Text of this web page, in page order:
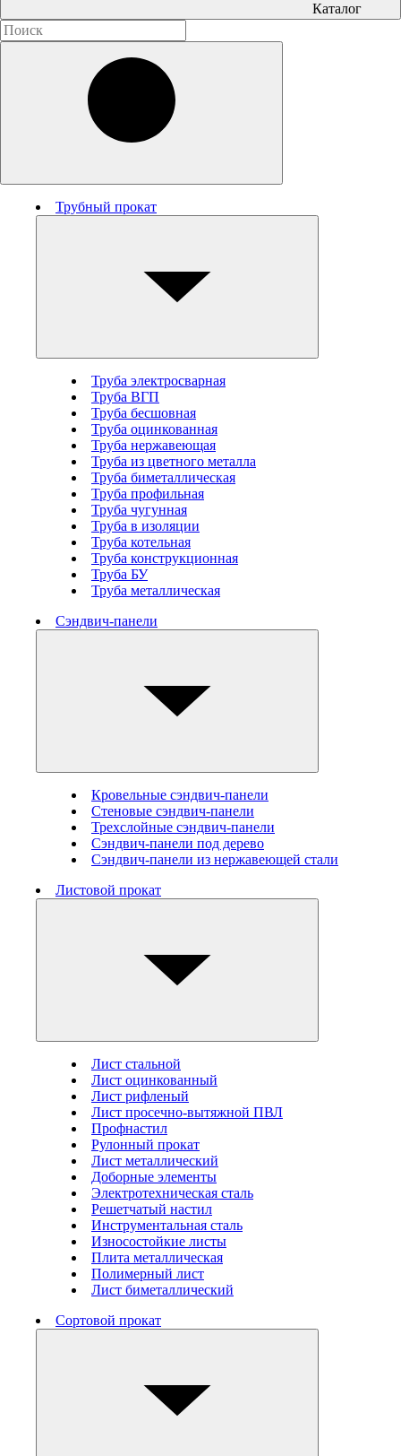
Каталог
Трубный прокат
Труба электросварная
Труба ВГП
Труба бесшовная
Труба оцинкованная
Труба нержавеющая
Труба из цветного металла
Труба биметаллическая
Труба профильная
Труба чугунная
Труба в изоляции
Труба котельная
Труба конструкционная
Труба БУ
Труба металлическая
Сэндвич-панели
Кровельные сэндвич-панели
Стеновые cэндвич-панели
Трехслойные сэндвич-панели
Сэндвич-панели под дерево
Сэндвич-панели из нержавеющей стали
Листовой прокат
Лист стальной
Лист оцинкованный
Лист рифленый
Лист просечно-вытяжной ПВЛ
Профнастил
Рулонный прокат
Лист металлический
Доборные элементы
Электротехническая сталь
Решетчатый настил
Инструментальная сталь
Износостойкие листы
Плита металлическая
Полимерный лист
Лист биметаллический
Сортовой прокат